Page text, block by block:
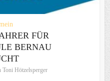
FÜR
BERNAU
Toni Hötzelsperger